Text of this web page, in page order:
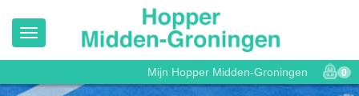
Mijn Hopper Midden-Groningen 0